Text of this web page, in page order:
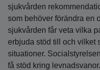
sjukvården
som behöver förändra en
sjukvården får veta vilka
erbjuda stöd till och vilket
situationer.
få stöd kring levnadsvanor.